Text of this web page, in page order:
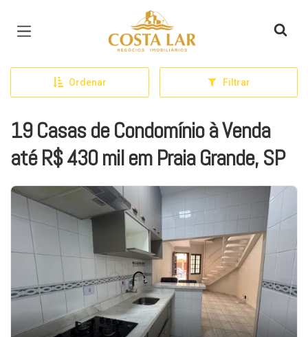
Página inicial
Ordenar Filtrar
19 Casas de Condomínio à Venda
até R$ 430 mil em Praia Grande, SP